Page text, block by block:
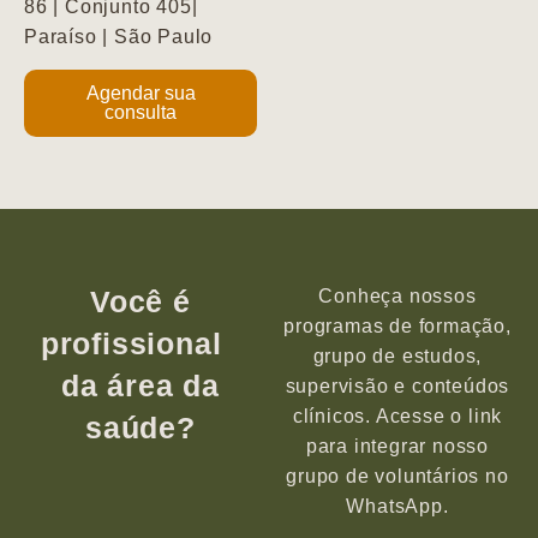
86 | Conjunto 405|
Paraíso | São Paulo
Agendar sua
consulta
Você é
profissional
da área da
saúde?
Conheça nossos
programas de formação,
grupo de estudos,
supervisão e conteúdos
clínicos. Acesse o link
para integrar nosso
grupo de voluntários no
WhatsApp.